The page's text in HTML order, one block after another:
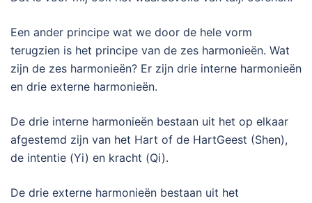
Een ander principe wat we door de hele vorm
terugzien is het principe van de zes harmonieën. Wat
zijn de zes harmonieën? Er zijn drie interne harmonieën
en drie externe harmonieën.
De drie interne harmonieën bestaan uit het op elkaar
afgestemd zijn van het Hart of de HartGeest (Shen),
de intentie (Yi) en kracht (Qi).
De drie externe harmonieën bestaan uit het